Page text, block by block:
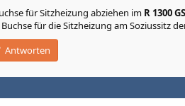
für Sitzheizung abziehen im R 1300 GS
für die Sitzheizung am Soziussitz
Antworten